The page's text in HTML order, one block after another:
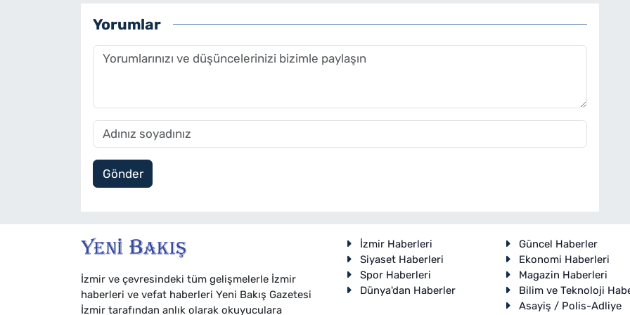
Yorumlar
Gönder
İzmir ve çevresindeki tüm gelişmelerle İzmir
haberleri ve vefat haberleri Yeni Bakış Gazetesi
İzmir tarafından anlık olarak okuyuculara
İzmir Haberleri
Güncel Haberler
Siyaset Haberleri
Ekonomi Haberleri
Spor Haberleri
Magazin Haberleri
Dünya'dan Haberler
Bilim ve Teknoloji
Asayiş / Polis-Adliye